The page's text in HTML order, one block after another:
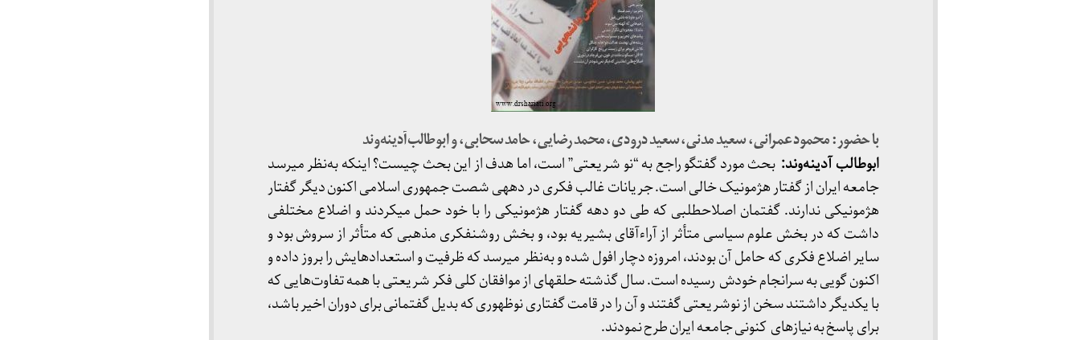
با حضور: محمود عمرانی، سعید مدنی، سعید درودی، محمد رضایی، حامد سحابی، و ابوطالب آدینه‌وند
ابوطالب آدینه‌وند: بحث مورد گفتگو راجع به “نو شریعتی” است، اما هدف از این بحث چیست؟ اینکه به‌نظر می­رسد
جامعه ایران از گفتار هژمونیک خالی است. جریانات غالب فکری در دهه­ی شصت جمهوری اسلامی اکنون دیگر گفتار
هژمونیکی ندارند. گفتمان اصلاح­طلبی که طی دو دهه گفتار هژمونیکی را با خود حمل می­کردند و اضلاع مختلفی
داشت که در بخش علوم سیاسی متأثر از آراءآقای بشیریه بود، و بخش روشنفکری مذهبی که متأثر از سروش بود و
سایر اضلاع فکری که حامل آن بودند، امروزه دچار افول شده و به‌نظر می­رسد که ظرفیت و استعدادهایش را بروز داده و
اکنون گویی به سرانجام خودش رسیده است. سال گذشته حلقه­ای از موافقان کلی فکر شریعتی با همه تفاوت‌هایی که
با یکدیگر داشتند سخن از نوشریعتی گفتند و آن را در قامت گفتاری نوظهوری که بدیل گفتمانی برای دوران اخیر باشد،
برای پاسخ به نیازهای کنونی جامعه ایران طرح نمودند.